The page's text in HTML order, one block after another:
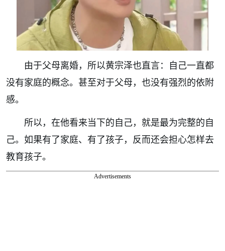
由于父母离婚，所以黄宗泽也直言：自己一直都
没有家庭的概念。甚至对于父母，也没有强烈的依附
感。
所以，在他看来当下的自己，就是最为完整的自
己。如果有了家庭、有了孩子，反而还会担心怎样去
教育孩子。
Advertisements